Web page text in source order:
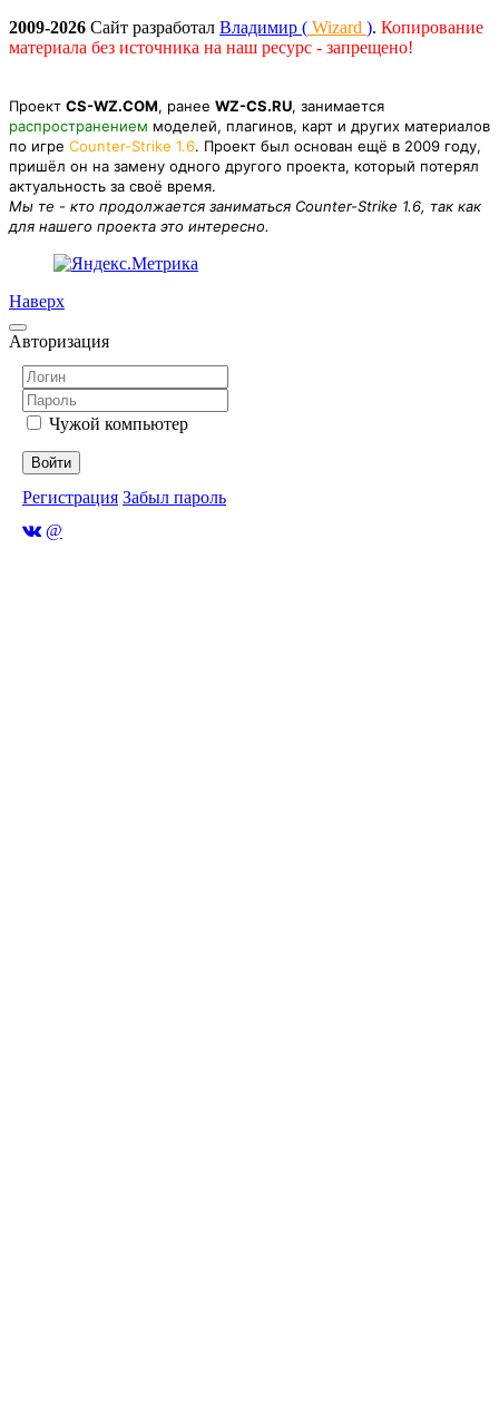
2009-2026 Сайт разработал Владимир ( Wizard ). Копирование
материала без источника на наш ресурс - запрещено!
Проект CS-WZ.COM, ранее WZ-CS.RU, занимается
распространением моделей, плагинов, карт и других материалов
по игре Counter-Strike 1.6. Проект был основан ещё в 2009 году,
пришёл он на замену одного другого проекта, который потерял
актуальность за своё время.
Мы те - кто продолжается заниматься Counter-Strike 1.6, так как
для нашего проекта это интересно.
Наверх
Авторизация
Чужой компьютер
Войти
Регистрация Забыл пароль
@